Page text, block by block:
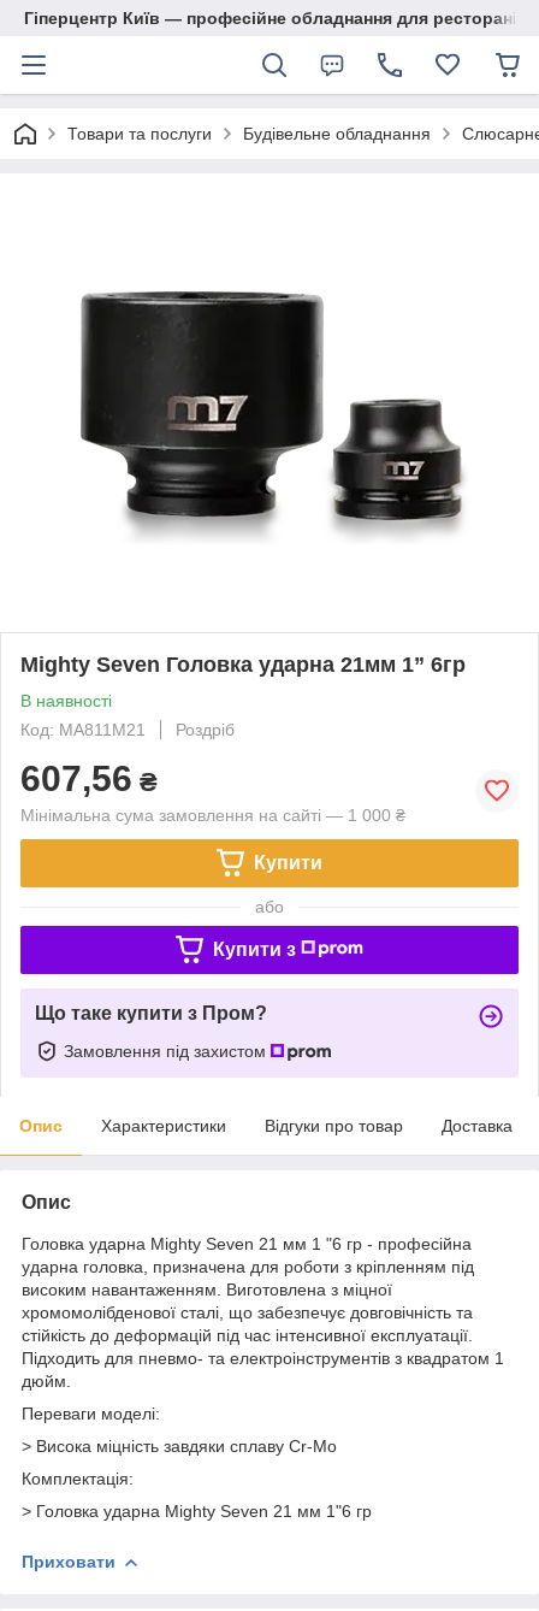
Гіперцентр Київ — професійне обладнання для ресторанів,
Товари та послуги Будівельне обладнання
Mighty Seven Головка ударна 21мм 1” 6гр
В наявності
Код: MA811M21
Роздріб
607,56 ₴
Мінімальна сума замовлення на сайті — 1 000 ₴
Купити
або
Купити з
Що таке купити з Пром?
Замовлення під захистом
Опис Характеристики Відгуки про товар Доставка
Опис
Головка ударна Mighty Seven 21 мм 1 "6 гр - професійна
ударна головка, призначена для роботи з кріпленням під
високим навантаженням. Виготовлена з міцної
хромомолібденової сталі, що забезпечує довговічність та
стійкість до деформацій під час інтенсивної експлуатації.
Підходить для пневмо- та електроінструментів з квадратом 1
дюйм.
Переваги моделі:
> Висока міцність завдяки сплаву Cr-Mo
Комплектація:
> Головка ударна Mighty Seven 21 мм 1"6 гр
Приховати